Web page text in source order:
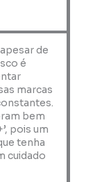
de
é
marcas
bem
pois um
tenha
cuidado